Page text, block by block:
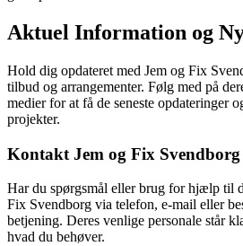
Aktuel Information og
Hold dig opdateret med Jem og Fix
tilbud og arrangementer. Følg med på
medier for at få de seneste opdateringer
projekter.
Kontakt Jem og Fix Svendborg
Har du spørgsmål eller brug for hjælp til
Fix Svendborg via telefon, e-mail eller
betjening. Deres venlige personale står
hvad du behøver.